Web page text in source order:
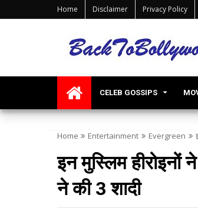
Home Disclaimer Privacy Policy
CELEB GOSSIPS
Home Entertainment Evergreen
इन मुस्लिम हीरोइनों
ने की 3 शादी